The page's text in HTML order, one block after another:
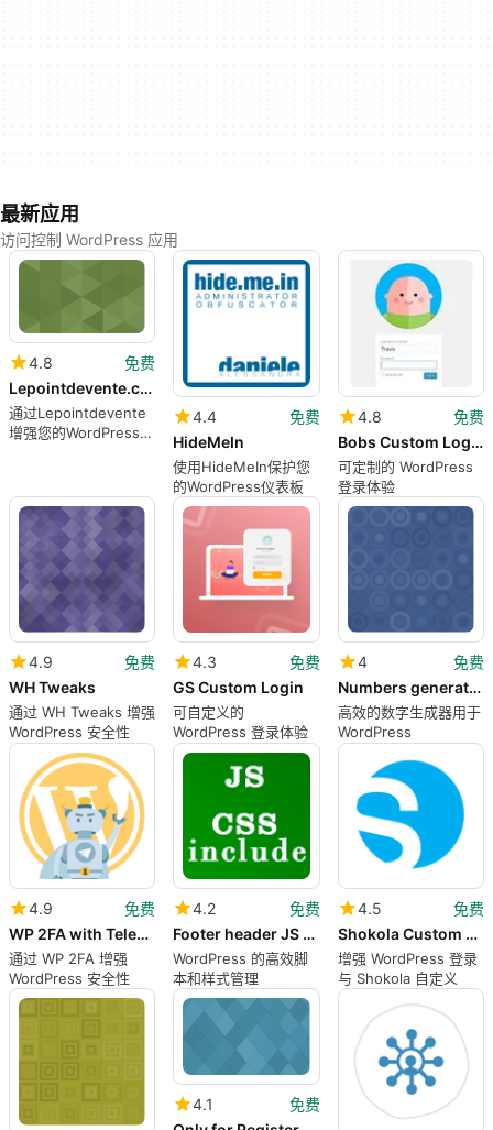
最新应用
访问控制 WordPress 应用
4.8
免费
Lepointdevente.com
通过Lepointdevente
增强您的WordPress安
4.4
免费
HideMeIn
使用HideMeIn保护您
的WordPress仪表板
4.8
免费
Bobs Custom Login
可定制的 WordPress
登录体验
4.9
免费
WH Tweaks
通过 WH Tweaks 增强
WordPress 安全性
4.3
免费
GS Custom Login
可自定义的
WordPress 登录体验
4
免费
Numbers generator and validator
高效的数字生成器用于
WordPress
4.9
免费
WP 2FA with Telegram
通过 WP 2FA 增强
WordPress 安全性
4.2
免费
Footer header JS amp CSS
WordPress 的高效脚
本和样式管理
4.5
免费
Shokola Custom and White Label
增强 WordPress 登录
与 Shokola 自定义
4.1
免费